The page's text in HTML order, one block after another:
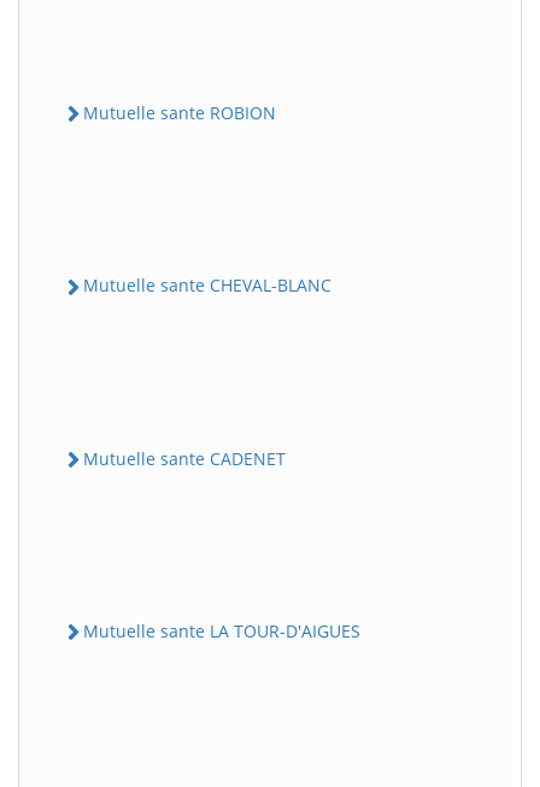
Mutuelle sante ROBION
Mutuelle sante CHEVAL-BLANC
Mutuelle sante CADENET
Mutuelle sante LA TOUR-D'AIGUES